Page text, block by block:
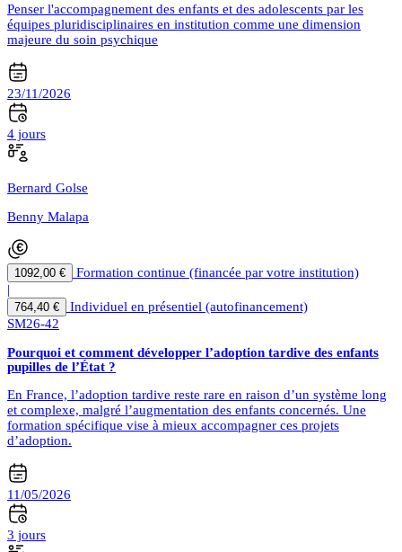
Penser l'accompagnement des enfants et des adolescents par les
équipes pluridisciplinaires en institution comme une dimension
majeure du soin psychique
23/11/2026
4 jours
Bernard Golse
Benny Malapa
1092,00 €
Formation continue (financée par votre institution)
|
764,40 €
Individuel en présentiel (autofinancement)
SM26-42
Pourquoi et comment développer l’adoption tardive des enfants
pupilles de l’État ?
En France, l’adoption tardive reste rare en raison d’un système long
et complexe, malgré l’augmentation des enfants concernés. Une
formation spécifique vise à mieux accompagner ces projets
d’adoption.
11/05/2026
3 jours